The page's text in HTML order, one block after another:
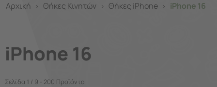
Αρχική > Θήκες Κινητών > Θήκες iPhone > iPhone 16
iPhone 16
Σελίδα 1 / 9 - 200 Προϊόντα